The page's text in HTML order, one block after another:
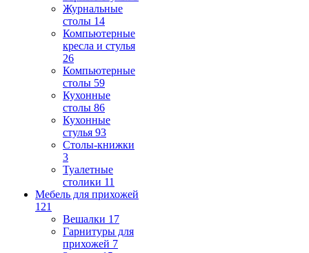
Журнальные
столы 14
Компьютерные
кресла и стулья
26
Компьютерные
столы 59
Кухонные
столы 86
Кухонные
стулья 93
Столы-книжки
3
Туалетные
столики 11
Мебель для прихожей
121
Вешалки 17
Гарнитуры для
прихожей 7